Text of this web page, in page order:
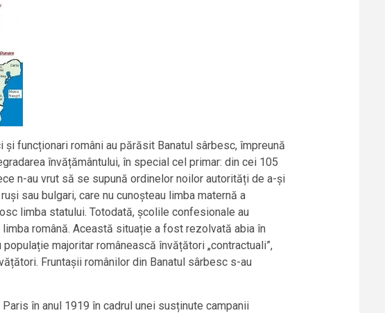
funcționari români au părăsit Banatul sârbesc, împreună
învățământului, în special cel primar: din cei 105
n-au vrut să se supună ordinelor noilor autorități de a-și
sau bulgari, care nu cunoșteau limba maternă a
limba statului. Totodată, școlile confesionale au
română. Această situație a fost rezolvată abia în
majoritar românească învățători „contractuali”,
Fruntașii românilor din Banatul sârbesc s-au
în anul 1919 în cadrul unei susținute campanii